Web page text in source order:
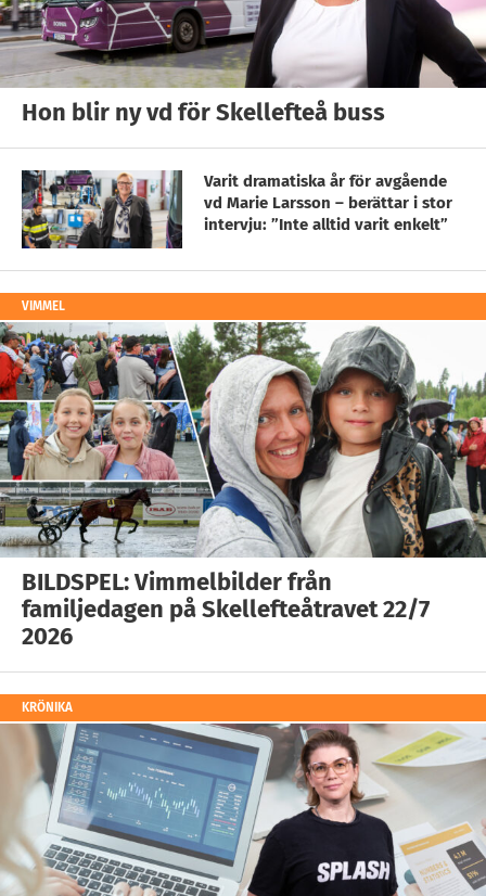
Hon blir ny vd för Skellefteå buss
Varit dramatiska år för avgående
vd Marie Larsson – berättar i stor
intervju: ”Inte alltid varit enkelt”
VIMMEL
BILDSPEL: Vimmelbilder från
familjedagen på Skellefteåtravet 22/7
2026
KRÖNIKA